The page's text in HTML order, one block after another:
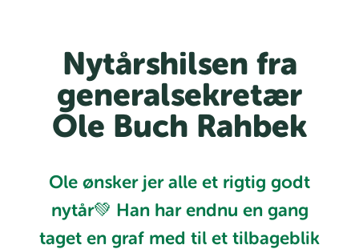
Nytårshilsen fra
generalsekretær
Ole Buch Rahbek
Ole ønsker jer alle et rigtig godt
nytår💚 Han har endnu en gang
taget en graf med til et tilbageblik